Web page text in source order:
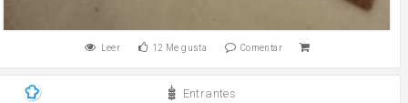
Leer 12 Me gusta Comentar
Entrantes